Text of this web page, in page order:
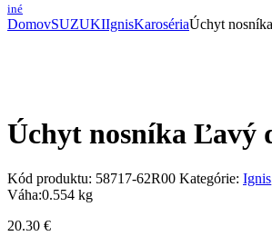
iné
DomovSUZUKIIgnisKarosériaÚchyt
Úchyt nosníka Ľavý
Kód produktu: 58717-62R00 Kategórie: Ignis
Váha:0.554 kg
20.30 €